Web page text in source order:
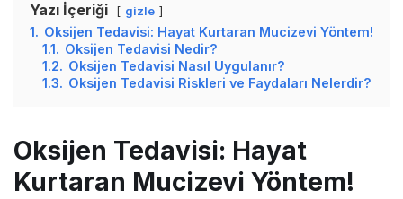
Yazı İçeriği gizle
1. Oksijen Tedavisi: Hayat Kurtaran Mucizevi Yöntem!
1.1. Oksijen Tedavisi Nedir?
1.2. Oksijen Tedavisi Nasıl Uygulanır?
1.3. Oksijen Tedavisi Riskleri ve Faydaları Nelerdir?
Oksijen Tedavisi: Hayat
Kurtaran Mucizevi Yöntem!